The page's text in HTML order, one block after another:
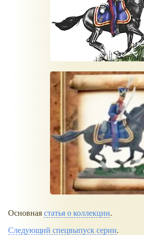
Основная статья о коллекции.
Следующий спецвыпуск серии.